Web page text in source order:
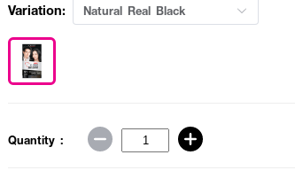
Variation: Natural Real Black
Quantity :